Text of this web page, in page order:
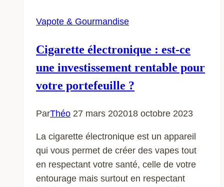
Vapote & Gourmandise
Cigarette électronique : est-ce
une investissement rentable pour
votre portefeuille ?
ParThéo 27 mars 202018 octobre 2023
La cigarette électronique est un appareil
qui vous permet de créer des vapes tout
en respectant votre santé, celle de votre
entourage mais surtout en respectant